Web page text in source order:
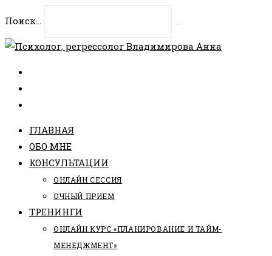
содержимому
Поиск...
ГЛАВНАЯ
ОБО МНЕ
КОНСУЛЬТАЦИИ
ОНЛАЙН СЕССИЯ
ОЧНЫЙ ПРИЕМ
ТРЕНИНГИ
ОНЛАЙН КУРС «ПЛАНИРОВАНИЕ И ТАЙМ-
МЕНЕДЖМЕНТ»